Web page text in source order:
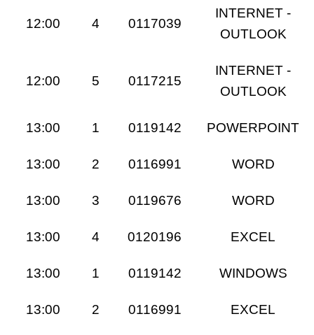
12:00 4 0117039
INTERNET -
OUTLOOK
12:00 5 0117215
INTERNET -
OUTLOOK
13:00 1 0119142 POWERPOINT
13:00 2 0116991 WORD
13:00 3 0119676 WORD
13:00 4 0120196 EXCEL
13:00 1 0119142 WINDOWS
13:00 2 0116991 EXCEL